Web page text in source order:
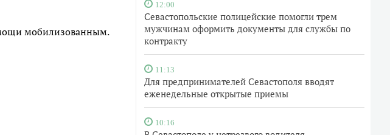
12:00
Севастопольские полицейские помогли трем
мужчинам оформить документы для службы по
контракту
11:13
Для предпринимателей Севастополя вводят
еженедельные открытые приемы
10:16
мобилизованным.